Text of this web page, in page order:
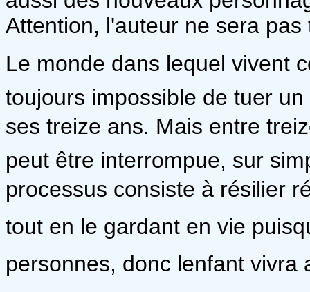
Attention, l'auteur ne sera
Le monde dans lequel vivent
toujours impossible de tuer
ses treize ans. Mais entre
peut être interrompue, sur
processus consiste à résilier
tout en le gardant en vie
personnes, donc lenfant